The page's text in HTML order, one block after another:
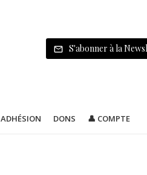
S'abonner à la
ADHÉSION DONS 👤 COMPTE